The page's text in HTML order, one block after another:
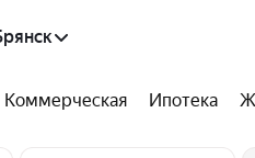
Коммерческая Ипотека